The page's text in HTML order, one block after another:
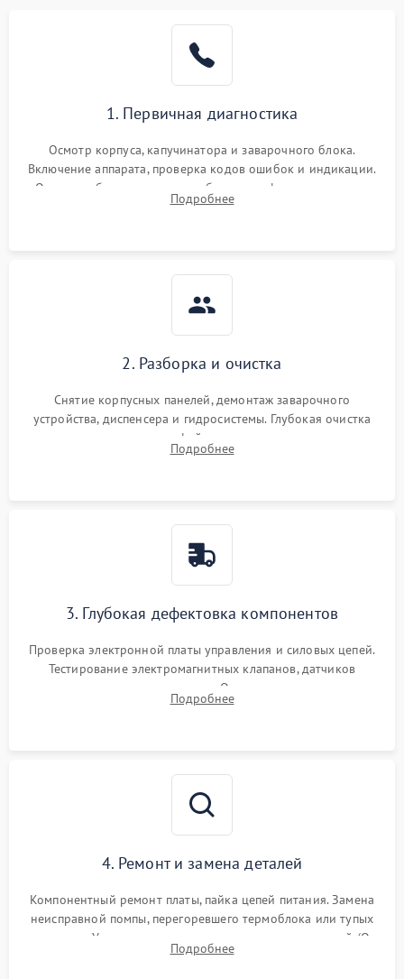
1. Первичная диагностика
Осмотр корпуса, капучинатора и заварочного блока.
Включение аппарата, проверка кодов ошибок и индикации.
Оценка работы помпы, термоблока и кофемолки на слух.
Измерение температуры и давления воды для выявления
Подробнее
2. Разборка и очистка
Снятие корпусных панелей, демонтаж заварочного
устройства, диспенсера и гидросистемы. Глубокая очистка
внутренних узлов от кофейных масел, жмыха и накипи.
Промывка дренажных каналов и фильтров с использованием
Подробнее
3. Глубокая дефектовка компонентов
Проверка электронной платы управления и силовых цепей.
Тестирование электромагнитных клапанов, датчиков
температуры и расходомера. Оценка степени износа
жерновов кофемолки, уплотнительных колец гидросистемы
Подробнее
4. Ремонт и замена деталей
Компонентный ремонт платы, пайка цепей питания. Замена
неисправной помпы, перегоревшего термоблока или тупых
жерновов. Установка новых силиконовых уплотнителей (O-
ring) и тефлоновых трубок для надежного устранения
Подробнее